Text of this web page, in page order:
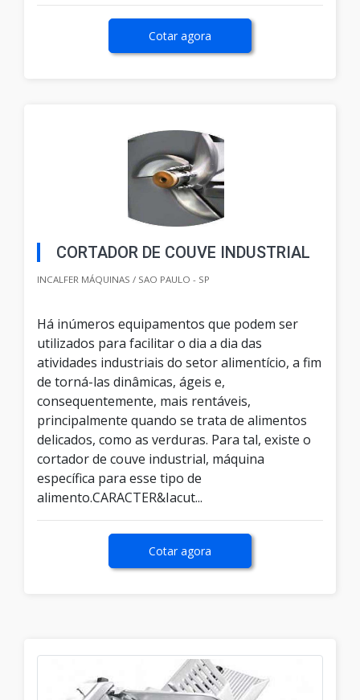
Cotar agora
CORTADOR DE COUVE INDUSTRIAL
INCALFER MÁQUINAS / SAO PAULO - SP
Há inúmeros equipamentos que podem ser
utilizados para facilitar o dia a dia das
atividades industriais do setor alimentício, a fim
de torná-las dinâmicas, ágeis e,
consequentemente, mais rentáveis,
principalmente quando se trata de alimentos
delicados, como as verduras. Para tal, existe o
cortador de couve industrial, máquina
específica para esse tipo de
alimento.CARACTER&Iacut...
Cotar agora